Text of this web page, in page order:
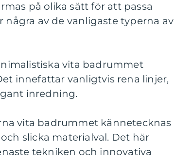
på olika sätt för att passa
några av de vanligaste typerna av
vita badrummet
innefattar vanligtvis rena linjer,
inredning.
vita badrummet kännetecknas
slicka materialval. Det här
tekniken och innovativa